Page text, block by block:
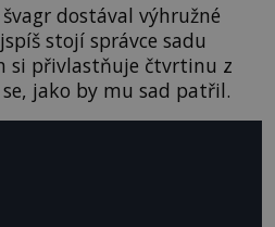
dostával výhružné
stojí správce sadu
si přivlastňuje čtvrtinu z
jako by mu sad patřil.